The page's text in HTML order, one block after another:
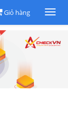
Giỏ hàng